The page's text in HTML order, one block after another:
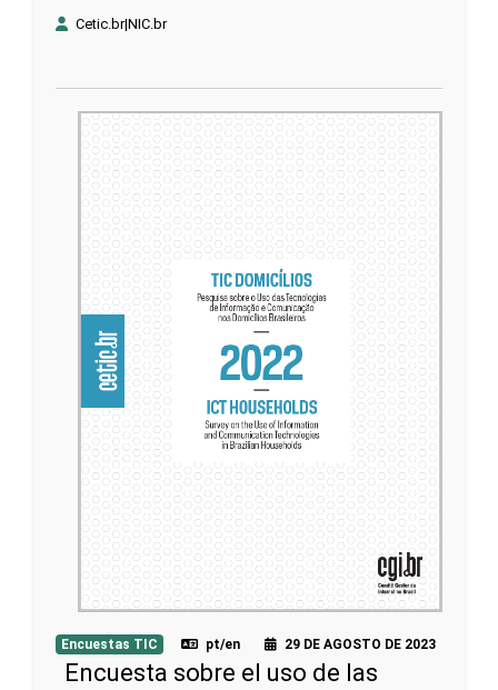
Cetic.br|NIC.br
Encuestas TIC pt/en 29 DE AGOSTO DE 2023
Encuesta sobre el uso de las